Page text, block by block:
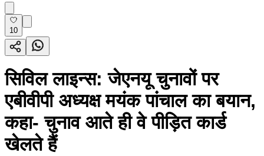
10
सिविल लाइन्स: जेएनयू चुनावों पर
एबीवीपी अध्यक्ष मयंक पांचाल का बयान,
कहा- चुनाव आते ही वे पीड़ित कार्ड
खेलते हैं